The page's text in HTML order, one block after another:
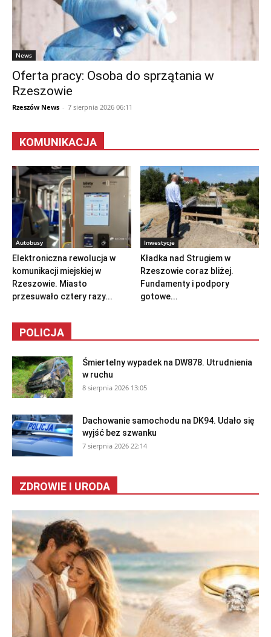
News
Oferta pracy: Osoba do sprzątania w
Rzeszowie
Rzeszów News - 7 sierpnia 2026 06:11
KOMUNIKACJA
Autobusy
Elektroniczna rewolucja w
komunikacji miejskiej w
Rzeszowie. Miasto
przesuwało cztery razy...
Inwestycje
Kładka nad Strugiem w
Rzeszowie coraz bliżej.
Fundamenty i podpory
gotowe...
POLICJA
Śmiertelny wypadek na DW878. Utrudnienia
w ruchu
8 sierpnia 2026 13:05
Dachowanie samochodu na DK94. Udało się
wyjść bez szwanku
7 sierpnia 2026 22:14
ZDROWIE I URODA